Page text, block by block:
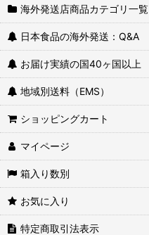
海外発送店商品カテゴリ一覧
日本食品の海外発送：Q&A
お届け実績の国40ヶ国以上
地域別送料（EMS）
ショッピングカート
マイページ
箱入り数別
お気に入り
特定商取引法表示